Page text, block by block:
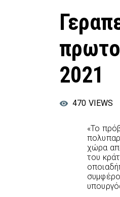
2021
470 VIEWS
«Το
χώρα
του